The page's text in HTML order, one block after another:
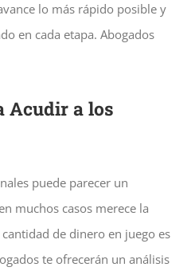
lo más rápido posible y
en cada etapa. Abogados
Acudir a los
puede parecer un
muchos casos merece la
de dinero en juego es
te ofrecerán un análisis